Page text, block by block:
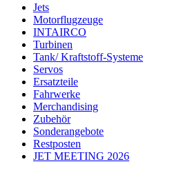
Jets
Motorflugzeuge
INTAIRCO
Turbinen
Tank/ Kraftstoff-Systeme
Servos
Ersatzteile
Fahrwerke
Merchandising
Zubehör
Sonderangebote
Restposten
JET MEETING 2026